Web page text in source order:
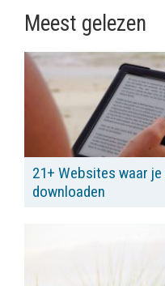
Meest gelezen
21+ Websites waar
downloaden